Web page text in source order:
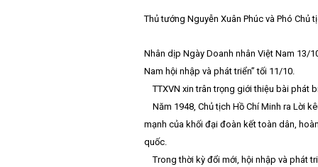
Thủ tướng Nguyễn Xuân Phúc và Phó
Nhân dịp Ngày Doanh nhân Việt Nam 13/
Nam hội nhập và phát triển” tối 11/10.
TTXVN xin trân trọng giới thiệu bài phát
Năm 1948, Chủ tịch Hồ Chí Minh ra Lời
mạnh của khối đại đoàn kết toàn dân,
quốc.
Trong thời kỳ đổi mới, hội nhập và phát